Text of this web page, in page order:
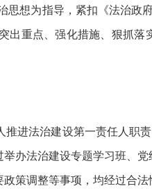
想为指导，紧扣《法治政
重点、强化措施、狠抓
法治建设第一责任人职责
办法治建设专题学习班、
调整等事项，均经过合法